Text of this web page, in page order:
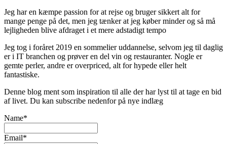
Jeg har en kæmpe passion for at rejse og bruger sikkert alt for
mange penge på det, men jeg tænker at jeg køber minder og så må
lejligheden blive afdraget i et mere adstadigt tempo
Jeg tog i foråret 2019 en sommelier uddannelse, selvom jeg til daglig
er i IT branchen og prøver en del vin og restauranter. Nogle er
gemte perler, andre er overpriced, alt for hypede eller helt
fantastiske.
Denne blog ment som inspiration til alle der har lyst til at tage en bid
af livet. Du kan subscribe nedenfor på nye indlæg
Name*
Email*